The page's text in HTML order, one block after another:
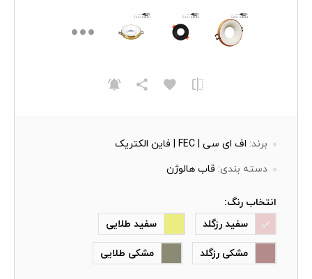
برند: اف ای سی | FEC | فاین الکتریک
دسته بندی: قاب هالوژن
انتخاب رنگ:
سفید رزگلد
سفید طلایی
مشکی رزگلد مشکی طلایی